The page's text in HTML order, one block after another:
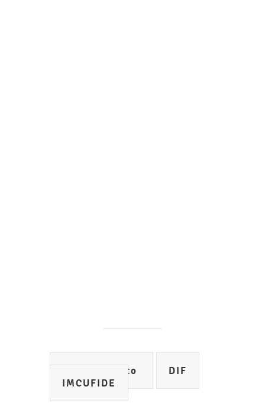
Ayuntamiento
DIF
IMCUFIDE